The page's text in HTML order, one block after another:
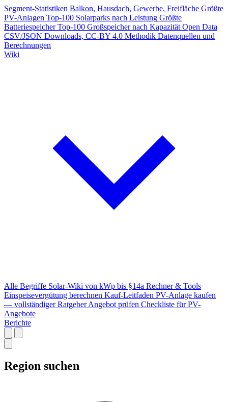
Segment-Statistiken Balkon, Hausdach, Gewerbe, Freifläche Größte
PV-Anlagen Top-100 Solarparks nach Leistung Größte
Batteriespeicher Top-100 Großspeicher nach Kapazität Open Data
CSV/JSON Downloads, CC-BY 4.0 Methodik Datenquellen und
Berechnungen
Wiki
Alle Begriffe Solar-Wiki von kWp bis §14a Rechner & Tools
Einspeisevergütung berechnen Kauf-Leitfaden PV-Anlage kaufen
— vollständiger Ratgeber Angebot prüfen Checkliste für PV-
Angebote
Berichte
Region suchen